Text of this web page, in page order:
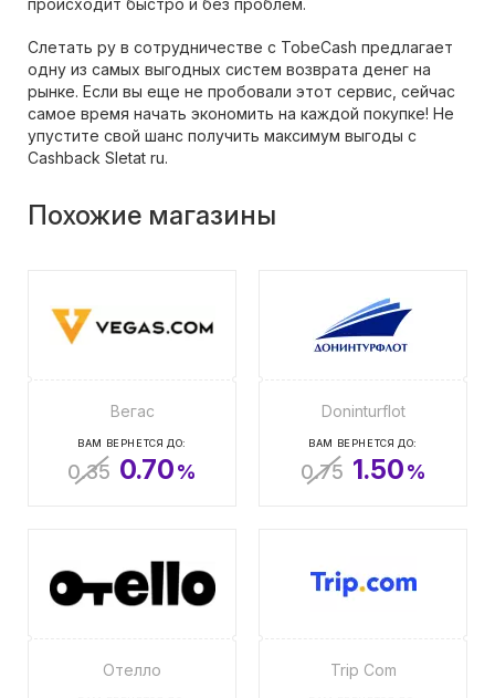
происходит быстро и без проблем.
Слетать ру в сотрудничестве с TobeCash предлагает
одну из самых выгодных систем возврата денег на
рынке. Если вы еще не пробовали этот сервис, сейчас
самое время начать экономить на каждой покупке! Не
упустите свой шанс получить максимум выгоды с
Cashback Sletat ru.
Похожие магазины
Вегас
ВАМ ВЕРНЕТСЯ ДО:
0.35 0.70%
Doninturflot
ВАМ ВЕРНЕТСЯ ДО:
0.75 1.50%
Отелло Trip Com